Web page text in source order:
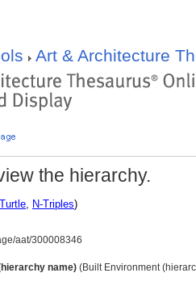
Art & Architecture
the hierarchy.
, N-Triples)
aat/300008346
name) (Built Environment